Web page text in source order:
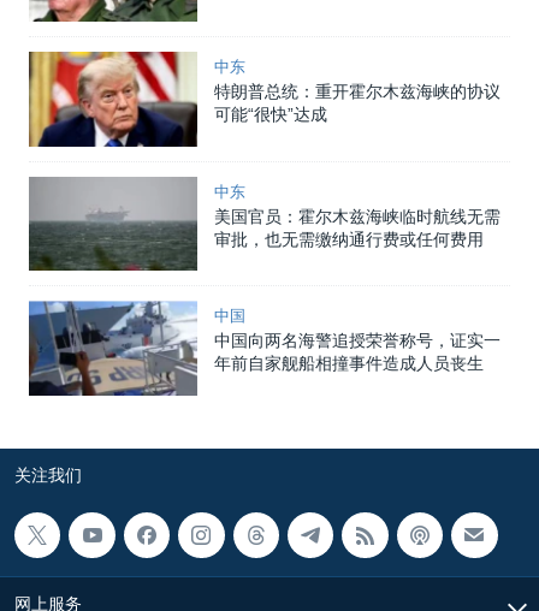
中东
特朗普总统：重开霍尔木兹海峡的协议
可能“很快”达成
中东
美国官员：霍尔木兹海峡临时航线无需
审批，也无需缴纳通行费或任何费用
中国
中国向两名海警追授荣誉称号，证实一
年前自家舰船相撞事件造成人员丧生
关注我们
网上服务